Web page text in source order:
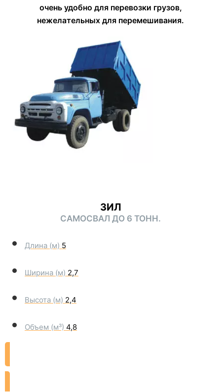
очень удобно для перевозки грузов,
нежелательных для перемешивания.
ЗИЛ
САМОСВАЛ ДО 6 ТОНН.
Длина (м) 5
Ширина (м) 2,7
Высота (м) 2,4
Объем (м³) 4,8